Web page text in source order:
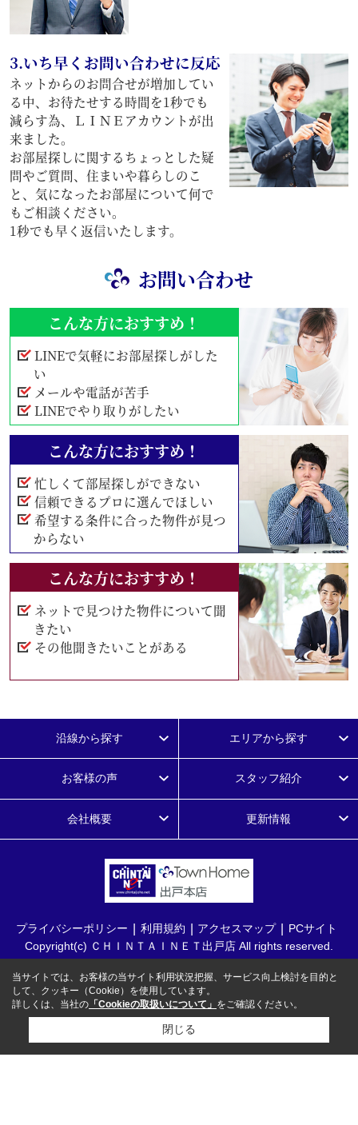
3.いち早くお問い合わせに反応
ネットからのお問合せが増加してい
る中、お待たせする時間を1秒でも
減らす為、ＬＩＮＥアカウントが出
来ました。
お部屋探しに関するちょっとした疑
問やご質問、住まいや暮らしのこ
と、気になったお部屋について何で
もご相談ください。
1秒でも早く返信いたします。
お問い合わせ
こんな方におすすめ！
LINEで気軽にお部屋探しがした
い
メールや電話が苦手
LINEでやり取りがしたい
こんな方におすすめ！
忙しくて部屋探しができない
信頼できるプロに選んでほしい
希望する条件に合った物件が見つ
からない
こんな方におすすめ！
ネットで見つけた物件について聞
きたい
その他聞きたいことがある
沿線から探す エリアから探す
お客様の声 スタッフ紹介
会社概要 更新情報
プライバシーポリシー 利用規約 アクセスマップ
PCサイト
Copyright(c) ＣＨＩＮＴＡＩＮＥＴ出戸店 All rights reserved.
当サイトでは、お客様の当サイト利用状況把握、サービス向上検討を目的と
して、クッキー（Cookie）を使用しています。
詳しくは、当社の 「Cookieの取扱いについて」 をご確認ください。
閉じる